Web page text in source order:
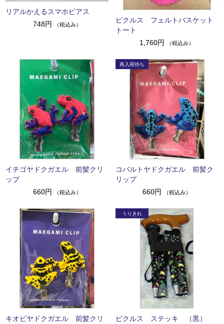
リアルかえるスマホピアス
748円
（税込み）
ピクルス フェルトバスケット
トート
1,760円
（税込み）
イチゴヤドクガエル 前髪クリ
ップ
660円
（税込み）
コバルトヤドクガエル 前髪ク
リップ
660円
（税込み）
キオビヤドクガエル 前髪クリ
ピクルス ステッキ （黒）